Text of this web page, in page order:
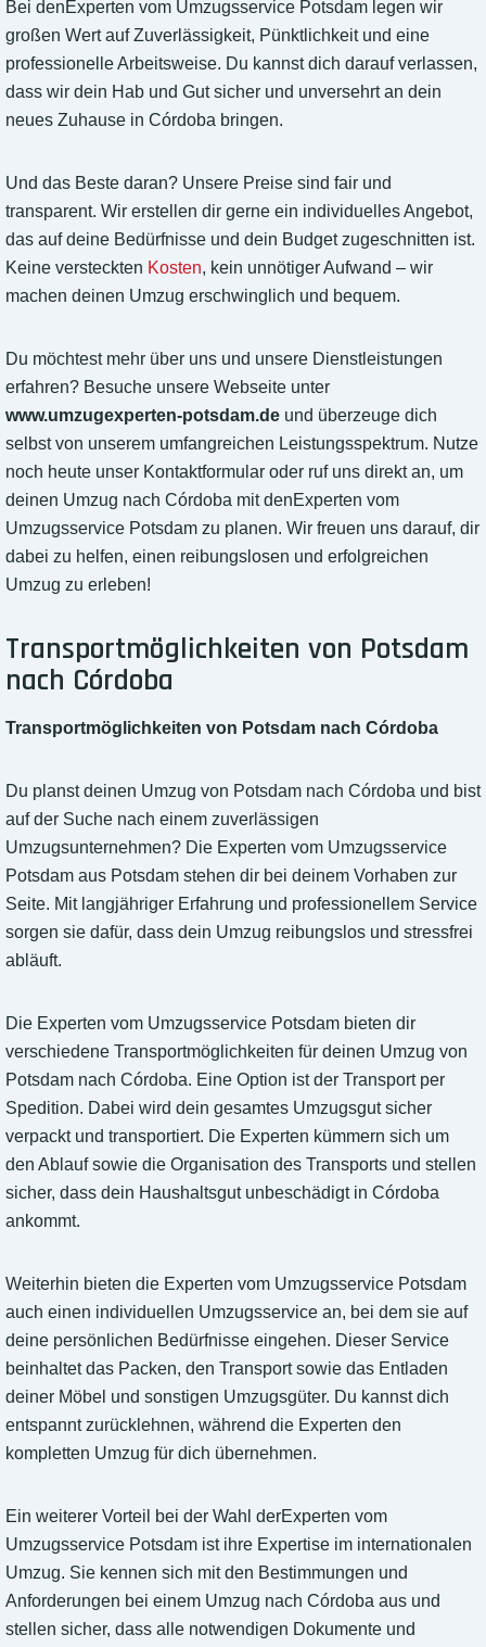
Bei denExperten vom Umzugsservice Potsdam legen wir
großen Wert auf Zuverlässigkeit, Pünktlichkeit und eine
professionelle Arbeitsweise. Du kannst dich darauf verlassen,
dass wir dein Hab und Gut sicher und unversehrt an dein
neues Zuhause in Córdoba bringen.
Und das Beste daran? Unsere Preise sind fair und
transparent. Wir erstellen dir gerne ein individuelles Angebot,
das auf deine Bedürfnisse und dein Budget zugeschnitten ist.
Keine versteckten Kosten, kein unnötiger Aufwand – wir
machen deinen Umzug erschwinglich und bequem.
Du möchtest mehr über uns und unsere Dienstleistungen
erfahren? Besuche unsere Webseite unter
www.umzugexperten-potsdam.de und überzeuge dich
selbst von unserem umfangreichen Leistungsspektrum. Nutze
noch heute unser Kontaktformular oder ruf uns direkt an, um
deinen Umzug nach Córdoba mit denExperten vom
Umzugsservice Potsdam zu planen. Wir freuen uns darauf, dir
dabei zu helfen, einen reibungslosen und erfolgreichen
Umzug zu erleben!
Transportmöglichkeiten von Potsdam
nach Córdoba
Transportmöglichkeiten von Potsdam nach Córdoba
Du planst deinen Umzug von Potsdam nach Córdoba und bist
auf der Suche nach einem zuverlässigen
Umzugsunternehmen? Die Experten vom Umzugsservice
Potsdam aus Potsdam stehen dir bei deinem Vorhaben zur
Seite. Mit langjähriger Erfahrung und professionellem Service
sorgen sie dafür, dass dein Umzug reibungslos und stressfrei
abläuft.
Die Experten vom Umzugsservice Potsdam bieten dir
verschiedene Transportmöglichkeiten für deinen Umzug von
Potsdam nach Córdoba. Eine Option ist der Transport per
Spedition. Dabei wird dein gesamtes Umzugsgut sicher
verpackt und transportiert. Die Experten kümmern sich um
den Ablauf sowie die Organisation des Transports und stellen
sicher, dass dein Haushaltsgut unbeschädigt in Córdoba
ankommt.
Weiterhin bieten die Experten vom Umzugsservice Potsdam
auch einen individuellen Umzugsservice an, bei dem sie auf
deine persönlichen Bedürfnisse eingehen. Dieser Service
beinhaltet das Packen, den Transport sowie das Entladen
deiner Möbel und sonstigen Umzugsgüter. Du kannst dich
entspannt zurücklehnen, während die Experten den
kompletten Umzug für dich übernehmen.
Ein weiterer Vorteil bei der Wahl derExperten vom
Umzugsservice Potsdam ist ihre Expertise im internationalen
Umzug. Sie kennen sich mit den Bestimmungen und
Anforderungen bei einem Umzug nach Córdoba aus und
stellen sicher, dass alle notwendigen Dokumente und